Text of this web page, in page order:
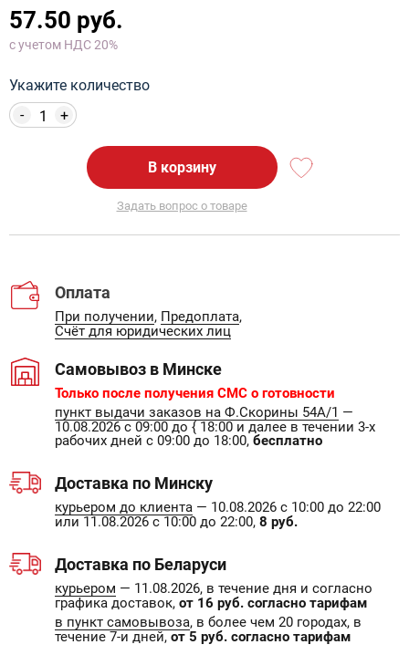
57.50 руб.
с учетом НДС 20%
Укажите количество
+
-
В корзину
Задать вопрос о товаре
Оплата
При получении, Предоплата,
Счёт для юридических лиц
Самовывоз в Минске
Только после получения СМС о готовности
пункт выдачи заказов на Ф.Скорины 54А/1 —
10.08.2026 с 09:00 до { 18:00 и далее в течении 3-х
рабочих дней с 09:00 до 18:00, бесплатно
Доставка по Минску
курьером до клиента — 10.08.2026 с 10:00 до 22:00
или 11.08.2026 с 10:00 до 22:00, 8 руб.
Доставка по Беларуси
курьером — 11.08.2026, в течение дня и согласно
графика доставок, от 16 руб. согласно тарифам
в пункт самовывоза, в более чем 20 городах, в
течение 7-и дней, от 5 руб. согласно тарифам